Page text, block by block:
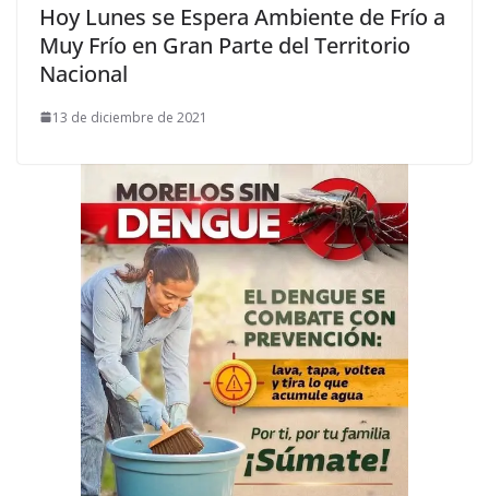
Hoy Lunes se Espera Ambiente de Frío a
Muy Frío en Gran Parte del Territorio
Nacional
13 de diciembre de 2021